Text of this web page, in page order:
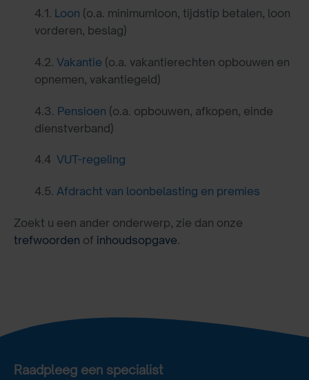
4.1. Loon (o.a. minimumloon, tijdstip betalen, loon
vorderen, beslag)
4.2. Vakantie (o.a. vakantierechten opbouwen en
opnemen, vakantiegeld)
4.3. Pensioen (o.a. opbouwen, afkopen, einde
dienstverband)
4.4 VUT-regeling
4.5. Afdracht van loonbelasting en premies
Zoekt u een ander onderwerp, zie dan onze
trefwoorden of inhoudsopgave.
Raadpleeg een specialist